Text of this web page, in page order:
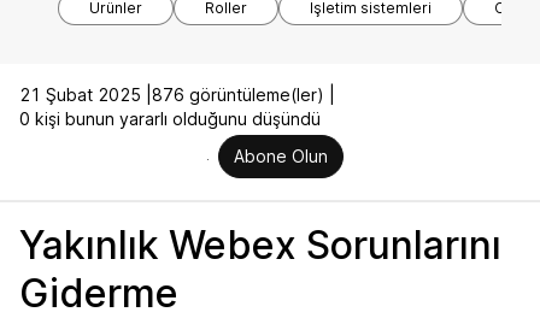
Ürünler Roller İşletim sistemleri Cihaz
21 Şubat 2025 | 876 görüntüleme(ler) |
0 kişi bunun yararlı olduğunu düşündü
Abone Olun
Yakınlık Webex Sorunlarını
Giderme